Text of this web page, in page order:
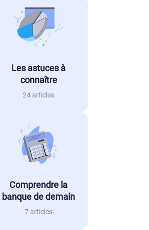
Les astuces à
connaître
24 articles
Comprendre la
banque de demain
7 articles